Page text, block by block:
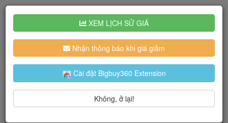
XEM LỊCH SỬ GIÁ
Nhận thông báo khi giá giảm
Cài đặt Bigbuy360 Extension
Không, ở lại!